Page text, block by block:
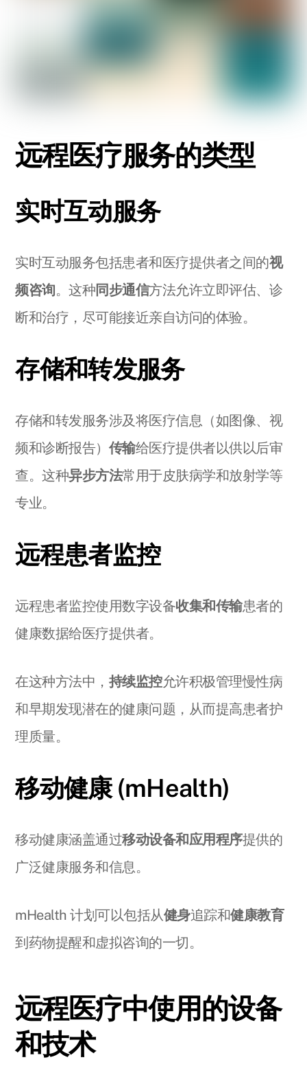
远程医疗服务的类型
实时互动服务
实时互动服务包括患者和医疗提供者之间的视
频咨询。这种同步通信方法允许立即评估、诊
断和治疗，尽可能接近亲自访问的体验。
存储和转发服务
存储和转发服务涉及将医疗信息（如图像、视
频和诊断报告） 传输给医疗提供者以供以后审
查。这种异步方法常用于皮肤病学和放射学等
专业。
远程患者监控
远程患者监控使用数字设备收集和传输患者的
健康数据给医疗提供者。
在这种方法中， 持续监控允许积极管理慢性病
和早期发现潜在的健康问题，从而提高患者护
理质量。
移动健康 (mHealth)
移动健康涵盖通过移动设备和应用程序提供的
广泛健康服务和信息。
mHealth 计划可以包括从健身追踪和健康教育
到药物提醒和虚拟咨询的一切。
远程医疗中使用的设备
和技术